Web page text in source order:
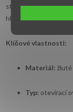
stále u srdce. Tento
hluboký citový
Klíčové vlastnosti:
Materiál:
Typ: otevírací